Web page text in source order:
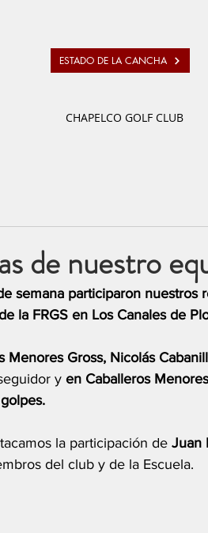
ESTADO DE LA CANCHA
CHAPELCO GOLF CLUB
de nuestro
semana participaron
la FRGS en Los Canales de
Menores Gross, Nicolás
y en Caballeros
la participación de Juan
del club y de la Escuela.